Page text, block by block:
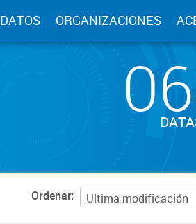
DATOS ORGANIZACIONES
Ordenar